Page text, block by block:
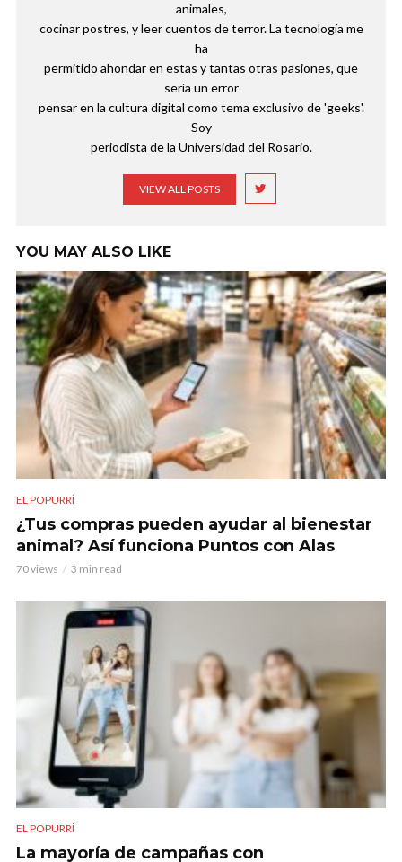
animales,
cocinar postres, y leer cuentos de terror. La tecnología me
ha
permitido ahondar en estas y tantas otras pasiones, que
sería un error
pensar en la cultura digital como tema exclusivo de 'geeks'.
Soy
periodista de la Universidad del Rosario.
VIEW ALL POSTS
YOU MAY ALSO LIKE
EL POPURRÍ
¿Tus compras pueden ayudar al bienestar
animal? Así funciona Puntos con Alas
70 views 3 min read
EL POPURRÍ
La mayoría de campañas con